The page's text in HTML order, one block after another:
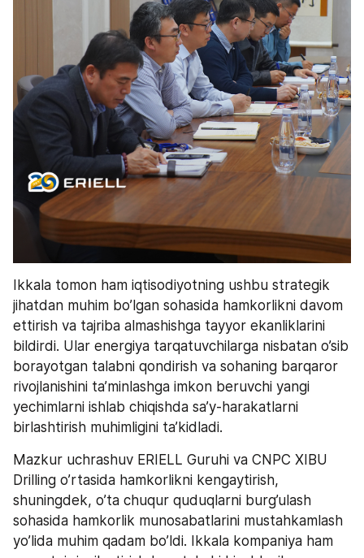
Ikkala tomon ham iqtisodiyotning ushbu strategik
jihatdan muhim bo’lgan sohasida hamkorlikni davom
ettirish va tajriba almashishga tayyor ekanliklarini
bildirdi. Ular energiya tarqatuvchilarga nisbatan o’sib
borayotgan talabni qondirish va sohaning barqaror
rivojlanishini ta’minlashga imkon beruvchi yangi
yechimlarni ishlab chiqishda sa’y-harakatlarni
birlashtirish muhimligini ta’kidladi.
Mazkur uchrashuv ERIELL Guruhi va CNPC XIBU
Drilling o’rtasida hamkorlikni kengaytirish,
shuningdek, o’ta chuqur quduqlarni burg’ulash
sohasida hamkorlik munosabatlarini mustahkamlash
yo’lida muhim qadam bo’ldi. Ikkala kompaniya ham